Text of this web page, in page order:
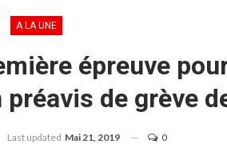
A LA UNE
épreuve
de grève
Last updated Mai 21, 2019 0